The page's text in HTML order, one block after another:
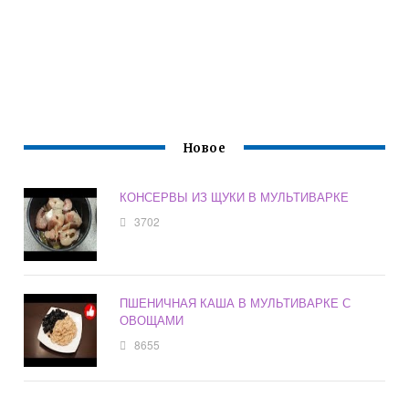
Новое
КОНСЕРВЫ ИЗ ЩУКИ В МУЛЬТИВАРКЕ
3702
ПШЕНИЧНАЯ КАША В МУЛЬТИВАРКЕ С
ОВОЩАМИ
8655